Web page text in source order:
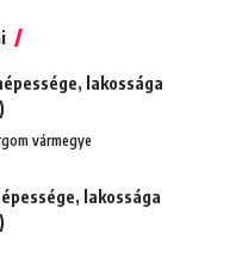
lakossága
vármegye
lakossága